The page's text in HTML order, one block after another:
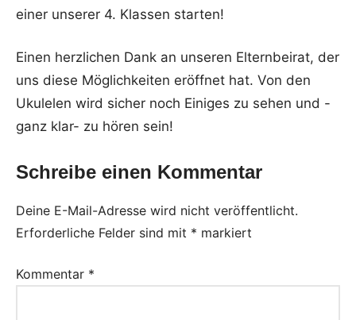
einer unserer 4. Klassen starten!
Einen herzlichen Dank an unseren Elternbeirat, der
uns diese Möglichkeiten eröffnet hat. Von den
Ukulelen wird sicher noch Einiges zu sehen und -
ganz klar- zu hören sein!
Schreibe einen Kommentar
Deine E-Mail-Adresse wird nicht veröffentlicht.
Erforderliche Felder sind mit * markiert
Kommentar *